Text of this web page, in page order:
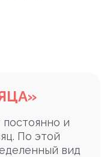
и
По этой
вид